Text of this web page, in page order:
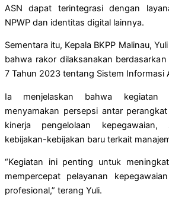
ASN dapat terintegrasi dengan
NPWP dan identitas digital lainnya.
Sementara itu, Kepala BKPP Malinau,
bahwa rakor dilaksanakan
7 Tahun 2023 tentang Sistem Informasi
Ia menjelaskan bahwa kegiatan
menyamakan persepsi antar
kinerja pengelolaan kepegawaian,
kebijakan-kebijakan baru terkait
“Kegiatan ini penting untuk
mempercepat pelayanan
profesional,” terang Yuli.